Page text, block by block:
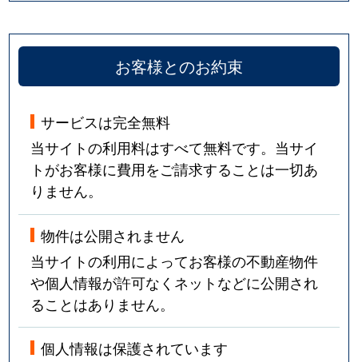
お客様とのお約束
サービスは完全無料
当サイトの利用料はすべて無料です。当サイ
トがお客様に費用をご請求することは一切あ
りません。
物件は公開されません
当サイトの利用によってお客様の不動産物件
や個人情報が許可なくネットなどに公開され
ることはありません。
個人情報は保護されています